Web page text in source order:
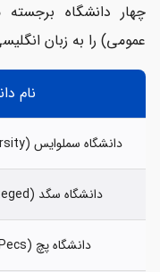
چهار دانشگاه
عمومی) را به زبان
نام
دانشگاه سملوایس (Semmelweis University)
دانشگاه سگد (University of Szeged)
دانشگاه پچ (University of Pecs)